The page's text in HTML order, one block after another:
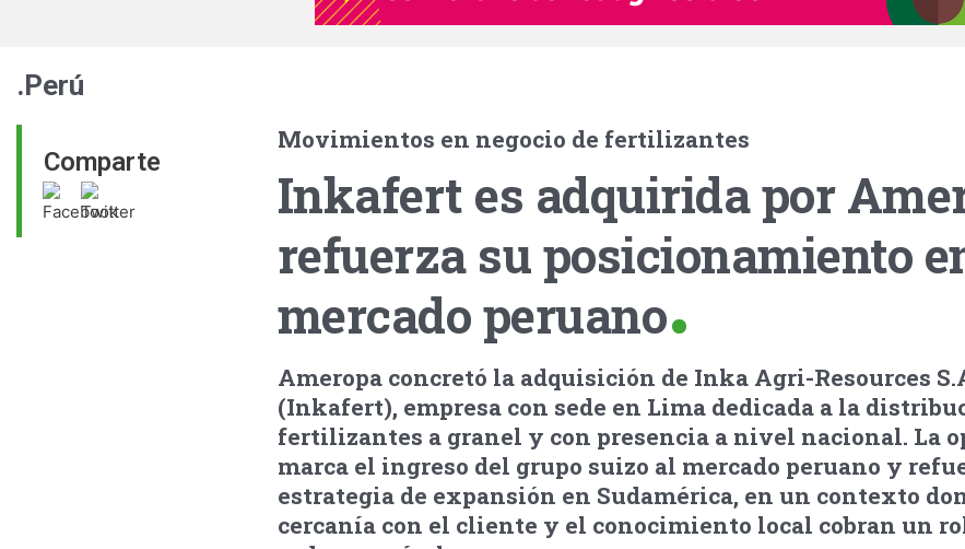
.Perú
Comparte
Movimientos en negocio de fertilizantes
Inkafert es adquirida por
refuerza su posicionamiento
mercado peruano
Ameropa concretó la adquisición de Inka Agri-Resources
(Inkafert), empresa con sede en Lima dedicada a la
fertilizantes a granel y con presencia a nivel nacional. La
marca el ingreso del grupo suizo al mercado peruano y
estrategia de expansión en Sudamérica, en un contexto
cercanía con el cliente y el conocimiento local cobran un